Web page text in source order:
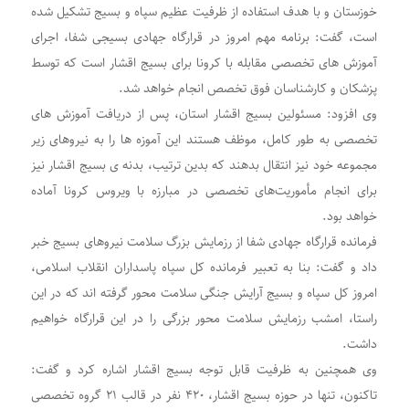
خوزستان و با هدف استفاده از ظرفیت عظیم سپاه و بسیج تشکیل شده
است، گفت: برنامه مهم امروز در قرارگاه جهادی بسیجی شفا، اجرای
آموزش های تخصصی مقابله با کرونا برای بسیج اقشار است که توسط
پزشکان و کارشناسان فوق تخصص انجام خواهد شد.
وی افزود: مسئولین بسیج اقشار استان، پس از دریافت آموزش های
تخصصی به طور کامل، موظف هستند این آموزه ها را به نیروهای زیر
مجموعه خود نیز انتقال بدهند که بدین ترتیب، بدنه ی بسیج اقشار نیز
برای انجام مأموریت‌های تخصصی در مبارزه با ویروس کرونا آماده
خواهد بود.
فرمانده قرارگاه جهادی شفا از رزمایش بزرگ سلامت نیروهای بسیج خبر
داد و گفت: بنا به تعبیر فرمانده کل سپاه پاسداران انقلاب اسلامی،
امروز کل سپاه و بسیج آرایش جنگی سلامت محور گرفته اند که در این
راستا، امشب رزمایش سلامت محور بزرگی را در این قرارگاه خواهیم
داشت.
وی همچنین به ظرفیت قابل توجه بسیج اقشار اشاره کرد و گفت:
تاکنون، تنها در حوزه بسیج اقشار، ۴۲۰ نفر در قالب ۲۱ گروه تخصصی